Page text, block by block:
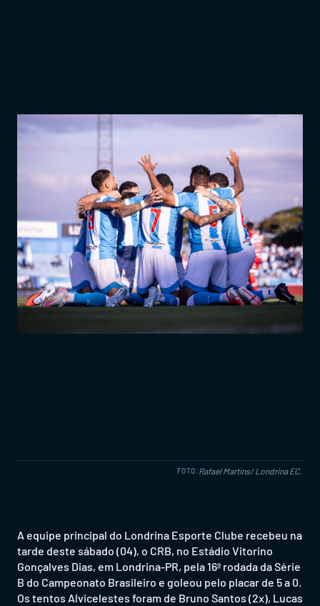
FOTO:Rafael Martins/ Londrina EC.
A equipe principal do Londrina Esporte Clube recebeu na
tarde deste sábado (04), o CRB, no Estádio Vitorino
Gonçalves Dias, em Londrina-PR, pela 16ª rodada da Série
B do Campeonato Brasileiro e goleou pelo placar de 5 a 0.
Os tentos Alvicelestes foram de Bruno Santos (2x), Lucas